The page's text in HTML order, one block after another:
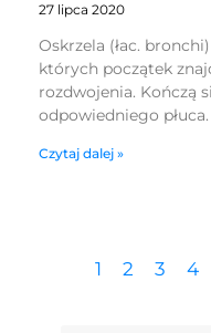
27 lipca 2020
Oskrzela (łac.
których początek
rozdwojenia. Kończą
odpowiedniego płuca.
Czytaj dalej »
1 2 3 4